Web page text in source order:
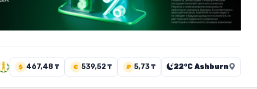
$ 467,48 ₸ € 539,52 ₸ ₽ 5,73 ₸ 22°C Ashburn